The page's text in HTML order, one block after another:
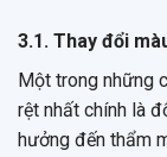
3.1. Thay đổi
Một trong những
rệt nhất chính là
hưởng đến thẩm